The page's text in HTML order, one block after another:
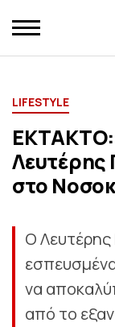
LIFESTYLE
ΕΚΤΑΚΤΟ:
Λευτέρης
στο
Ο
να
από το